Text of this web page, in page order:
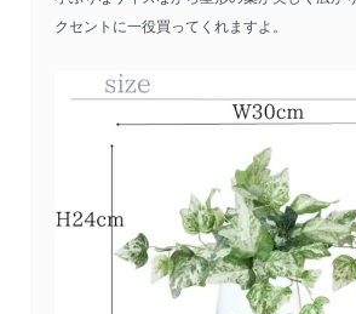
クセントに一役買ってくれますよ。